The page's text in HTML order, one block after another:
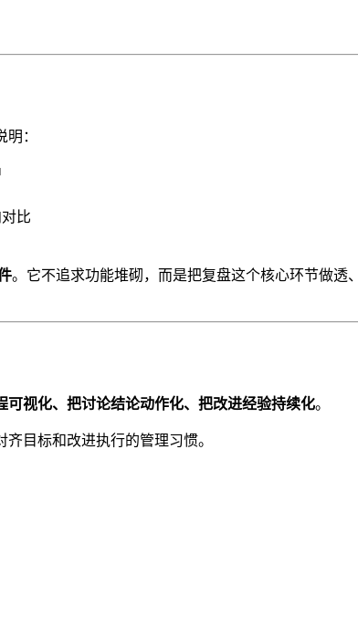
：
比
。它不追求功能堆砌，而是把复盘这个核心环节做透
可视化、把讨论结论动作化、把改进经验持续化。
目标和改进执行的管理习惯。